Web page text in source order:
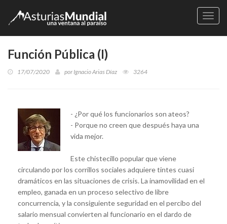
Función Pública (I)
17/07/2020 por Ignacio Arias Díaz 3264
- ¿Por qué los funcionarios son ateos?
- Porque no creen que después haya una
vida mejor.
Este chistecillo popular que viene
circulando por los corrillos sociales adquiere tintes cuasi
dramáticos en las situaciones de crisis. La inamovilidad en el
empleo, ganada en un proceso selectivo de libre
concurrencia, y la consiguiente seguridad en el percibo del
salario mensual convierten al funcionario en el dardo de